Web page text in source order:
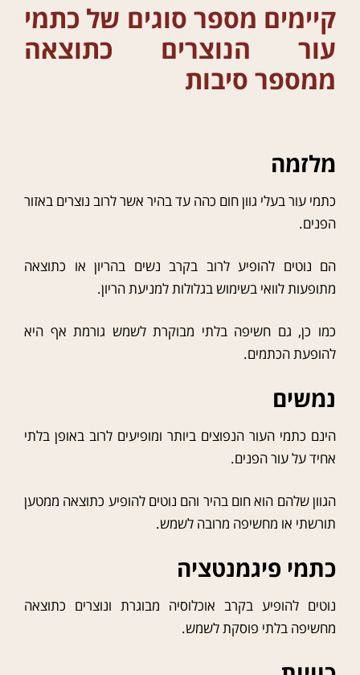
קיימים מספר סוגים של כתמי
עור הנוצרים כתוצאה
ממספר סיבות
מלזמה
כתמי עור בעלי גוון חום כהה עד בהיר אשר לרוב נוצרים באזור
הפנים.
הם נוטים להופיע לרוב בקרב נשים בהריון או כתוצאה
מתופעות לוואי בשימוש בגלולות למניעת הריון.
כמו כן, גם חשיפה בלתי מבוקרת לשמש גורמת אף היא
להופעת הכתמים.
נמשים
הינם כתמי העור הנפוצים ביותר ומופיעים לרוב באופן בלתי
אחיד על עור הפנים.
הגוון שלהם הוא חום בהיר והם נוטים להופיע כתוצאה ממטען
תורשתי או מחשיפה מרובה לשמש.
כתמי פיגמנטציה
נוטים להופיע בקרב אוכלוסיה מבוגרת ונוצרים כתוצאה
מחשיפה בלתי פוסקת לשמש.